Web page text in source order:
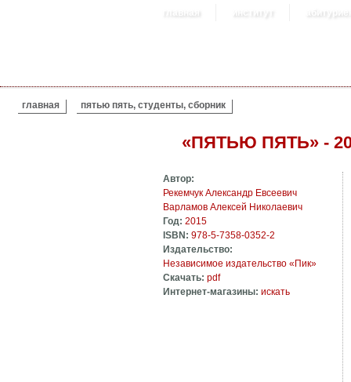
главная институт
ВЫ ЗДЕСЬ
главная пятью пять, студенты, сборник
«ПЯТЬЮ ПЯТЬ» -
Автор:
Рекемчук Александр Евсеевич
Варламов Алексей Николаевич
Год: 2015
ISBN: 978-5-7358-0352-2
Издательство:
Независимое издательство «Пик»
Скачать: pdf
Интернет-магазины: искать